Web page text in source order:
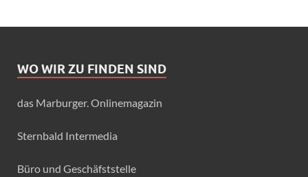
WO WIR ZU FINDEN SIND
das Marburger. Onlinemagazin
Sternbald Intermedia
Büro und Geschäfststelle